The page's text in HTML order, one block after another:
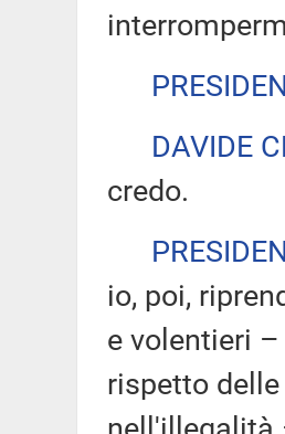
DAVIDE
credo.
io, poi,
e volentieri
rispetto